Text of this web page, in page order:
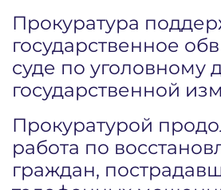
Прокуратура
государственное
суде по уголовному
государственной
Прокуратурой
работа по
граждан,